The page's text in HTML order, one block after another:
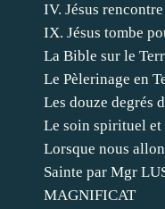
IV. Jésus rencontre
IX. Jésus tombe
La Bible sur le
Le Pèlerinage en
Les douze degrés
Le soin spirituel
Lorsque nous
Sainte par Mgr
MAGNIFICAT